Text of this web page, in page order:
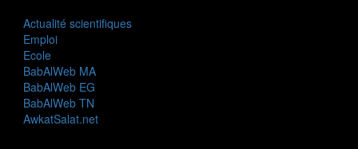
Actualité scientifiques
Emploi
Ecole
BabAlWeb MA
BabAlWeb EG
BabAlWeb TN
AwkatSalat.net